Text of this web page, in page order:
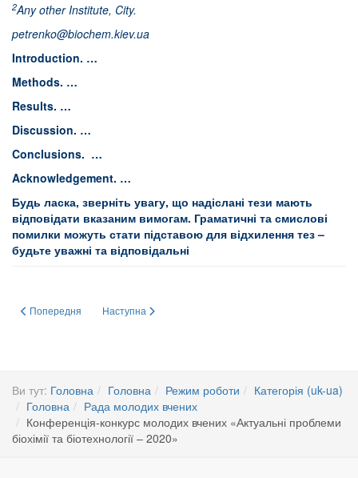
2Any other Institute, City.
petrenko@biochem.kiev.ua
Introduction. …
Methods. …
Results. …
Discussion. …
Conclusions. …
Acknowledgement. …
Будь ласка, зверніть увагу, що надіслані тези мають
відповідати вказаним вимогам. Граматичні та смислові
помилки можуть стати підставою для відхилення тез –
будьте уважні та відповідальні
Попередня стаття: Конференцію-конкурс молодих вчених «Актуальні
Попередня Наступна стаття: В Інституті пройшли дні науки!
Наступна
Ви тут: Головна Головна Режим роботи
Категорія (uk-ua)
Головна
Рада молодих вчених
Конференція-конкурс молодих вчених «Актуальні проблеми
біохімії та біотехнології – 2020»